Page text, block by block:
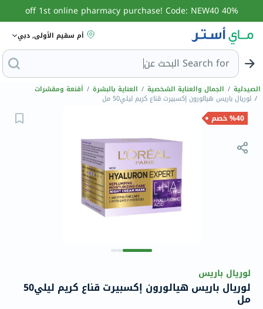
40% off 1st online pharmacy purchase! Code: NEW40
أم سقيم الأولى, دبي
Search for البحث عن مزيل عرق
الصيدلية / الجمال والعناية الشخصية / العناية بالبشرة / أقنعة ومقشرات
/ لوريال باريس هيالورون إكسبيرت قناع كريم ليلي50 مل
%40 خصم
لوريال باريس
لوريال باريس هيالورون إكسبيرت قناع كريم ليلي50
مل